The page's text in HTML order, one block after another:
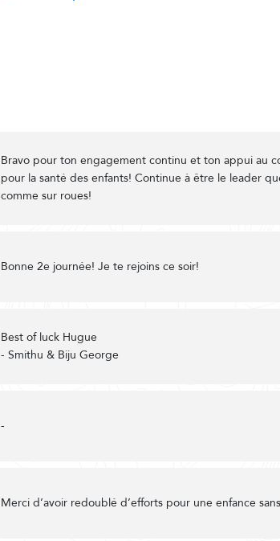
Bravo pour ton engagement continu et ton appui au
pour la santé des enfants! Continue à être le leader
comme sur roues!
Bonne 2e journée! Je te rejoins ce soir!
Best of luck Hugue
- Smithu & Biju George
-
Merci d’avoir redoublé d’efforts pour une enfance